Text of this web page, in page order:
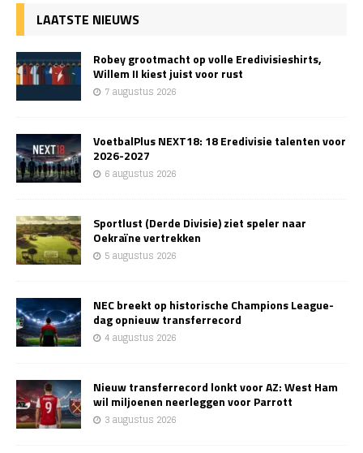
LAATSTE NIEUWS
Robey grootmacht op volle Eredivisieshirts,
Willem II kiest juist voor rust
7 augustus 2026
VoetbalPlus NEXT18: 18 Eredivisie talenten voor
2026-2027
6 augustus 2026
Sportlust (Derde Divisie) ziet speler naar
Oekraïne vertrekken
5 augustus 2026
NEC breekt op historische Champions League-
dag opnieuw transferrecord
4 augustus 2026
Nieuw transferrecord lonkt voor AZ: West Ham
wil miljoenen neerleggen voor Parrott
3 augustus 2026